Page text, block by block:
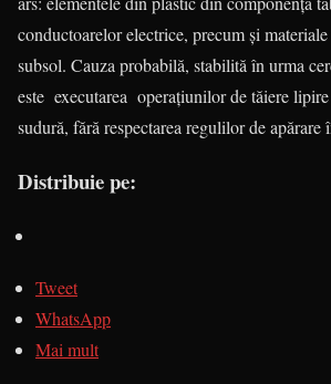
conductoarelor electrice, precum și
subsol. Cauza probabilă, stabilită în urma
este executarea operațiunilor de tăiere
sudură, fără respectarea regulilor de
Distribuie pe:
Tweet
WhatsApp
Mai mult